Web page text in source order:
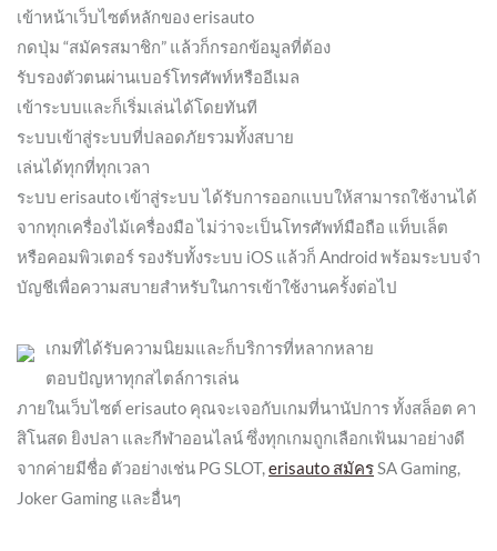
เข้าหน้าเว็บไซต์หลักของ erisauto
กดปุ่ม “สมัครสมาชิก” แล้วก็กรอกข้อมูลที่ต้อง
รับรองตัวตนผ่านเบอร์โทรศัพท์หรืออีเมล
เข้าระบบและก็เริ่มเล่นได้โดยทันที
ระบบเข้าสู่ระบบที่ปลอดภัยรวมทั้งสบาย
เล่นได้ทุกที่ทุกเวลา
ระบบ erisauto เข้าสู่ระบบ ได้รับการออกแบบให้สามารถใช้งานได้
จากทุกเครื่องไม้เครื่องมือ ไม่ว่าจะเป็นโทรศัพท์มือถือ แท็บเล็ต
หรือคอมพิวเตอร์ รองรับทั้งระบบ iOS แล้วก็ Android พร้อมระบบจำ
บัญชีเพื่อความสบายสำหรับในการเข้าใช้งานครั้งต่อไป
เกมที่ได้รับความนิยมและก็บริการที่หลากหลาย
ตอบปัญหาทุกสไตล์การเล่น
ภายในเว็บไซต์ erisauto คุณจะเจอกับเกมที่นานัปการ ทั้งสล็อต คา
สิโนสด ยิงปลา และกีฬาออนไลน์ ซึ่งทุกเกมถูกเลือกเฟ้นมาอย่างดี
จากค่ายมีชื่อ ตัวอย่างเช่น PG SLOT,erisauto สมัครSA Gaming,
Joker Gaming และอื่นๆ